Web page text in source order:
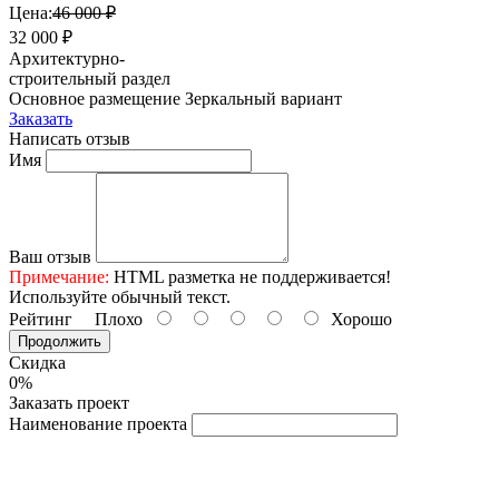
Цена:46 000 ₽
32 000 ₽
Архитектурно-
строительный раздел
Основное размещение Зеркальный вариант
Заказать
Написать отзыв
Имя
Ваш отзыв
Примечание: HTML разметка не поддерживается!
Используйте обычный текст.
Рейтинг Плохо Хорошо
Продолжить
Скидка
0%
Заказать проект
Наименование проекта